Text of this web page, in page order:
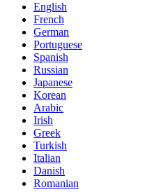
English
French
German
Portuguese
Spanish
Russian
Japanese
Korean
Arabic
Irish
Greek
Turkish
Italian
Danish
Romanian